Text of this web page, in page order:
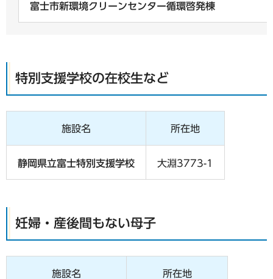
富士市新環境クリーンセンター循環啓発棟
特別支援学校の在校生など
施設名 所在地
静岡県立富士特別支援学校 大淵3773-1
妊婦・産後間もない母子
施設名 所在地